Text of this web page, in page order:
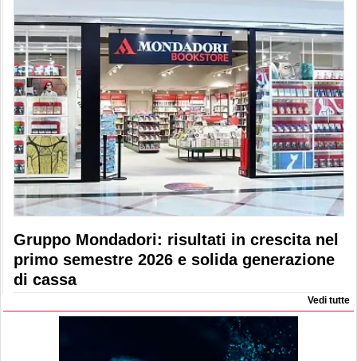
Gruppo Mondadori: risultati in crescita nel
primo semestre 2026 e solida generazione
di cassa
Vedi tutte